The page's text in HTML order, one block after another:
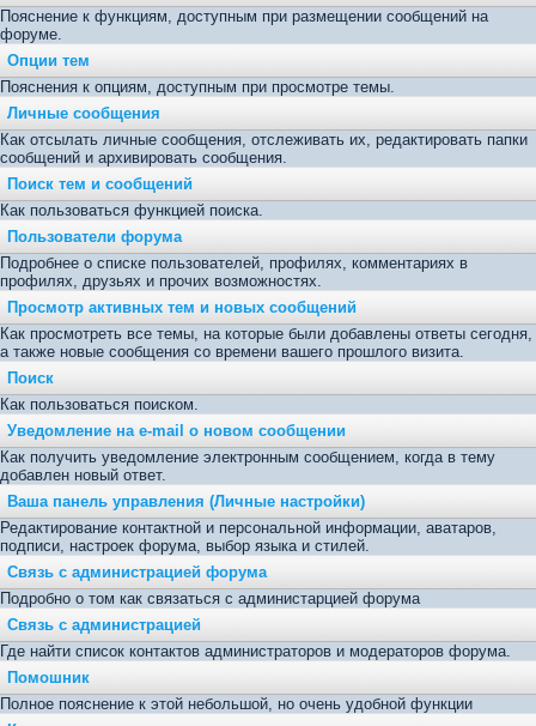
Пояснение к функциям, доступным при размещении сообщений на
форуме.
Опции тем
Пояснения к опциям, доступным при просмотре темы.
Личные сообщения
Как отсылать личные сообщения, отслеживать их, редактировать папки
сообщений и архивировать сообщения.
Поиск тем и сообщений
Как пользоваться функцией поиска.
Пользователи форума
Подробнее о списке пользователей, профилях, комментариях в
профилях, друзьях и прочих возможностях.
Просмотр активных тем и новых сообщений
Как просмотреть все темы, на которые были добавлены ответы сегодня,
а также новые сообщения со времени вашего прошлого визита.
Поиск
Как пользоваться поиском.
Уведомление на е-mail о новом сообщении
Как получить уведомление электронным сообщением, когда в тему
добавлен новый ответ.
Ваша панель управления (Личные настройки)
Редактирование контактной и персональной информации, аватаров,
подписи, настроек форума, выбор языка и стилей.
Связь с администрацией форума
Подробно о том как связаться с администарцией форума
Связь с администрацией
Где найти список контактов администраторов и модераторов форума.
Помошник
Полное пояснение к этой небольшой, но очень удобной функции